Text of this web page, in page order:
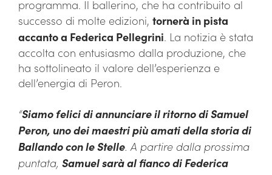
programma. Il ballerino, che ha contribuito al
successo di molte edizioni, tornerà in pista
accanto a Federica Pellegrini. La notizia è stata
accolta con entusiasmo dalla produzione, che
ha sottolineato il valore dell’esperienza e
dell’energia di Peron.
“Siamo felici di annunciare il ritorno di Samuel
Peron, uno dei maestri più amati della storia di
Ballando con le Stelle. A partire dalla prossima
puntata, Samuel sarà al fianco di Federica